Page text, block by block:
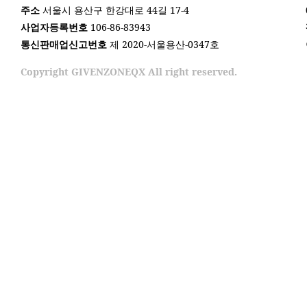
주소 서울시 용산구 한강대로 44길 17-4
사업자등록번호 106-86-83943
통신판매업신고번호 제 2020-서울용산-0347호
Copyright GIVENZONEQX All right reserved.